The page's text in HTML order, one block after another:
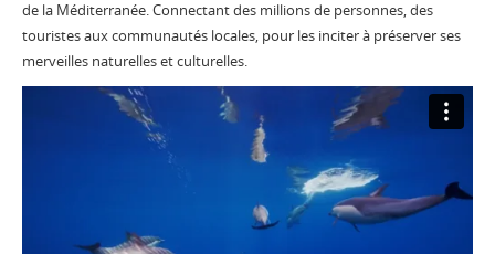
de la Méditerranée. Connectant des millions de personnes, des
touristes aux communautés locales, pour les inciter à préserver ses
merveilles naturelles et culturelles.